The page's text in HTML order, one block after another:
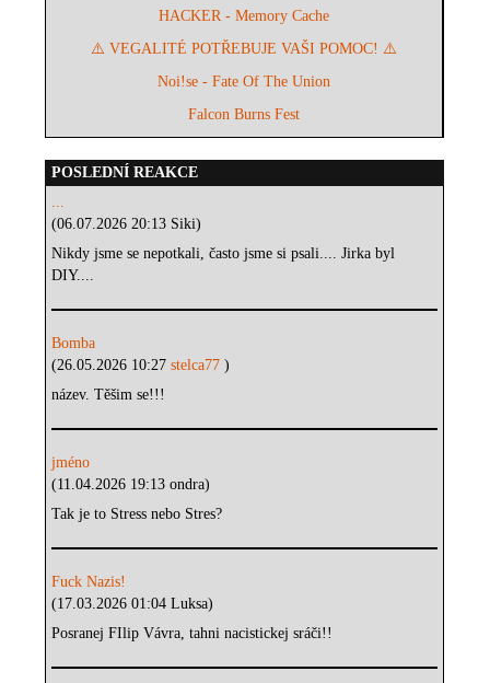
HACKER - Memory Cache
⚠️ VEGALITÉ POTŘEBUJE VAŠI POMOC! ⚠️
Noi!se - Fate Of The Union
Falcon Burns Fest
POSLEDNÍ REAKCE
...
(06.07.2026 20:13 Siki)
Nikdy jsme se nepotkali, často jsme si psali.... Jirka byl
DIY....
Bomba
(26.05.2026 10:27stelca77)
název. Těšim se!!!
jméno
(11.04.2026 19:13 ondra)
Tak je to Stress nebo Stres?
Fuck Nazis!
(17.03.2026 01:04 Luksa)
Posranej FIlip Vávra, tahni nacistickej sráči!!